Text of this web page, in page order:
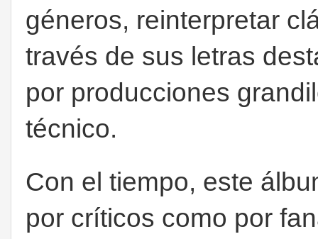
géneros, reinterpretar
través de sus letras
por producciones
técnico.
Con el tiempo, este
por críticos como por